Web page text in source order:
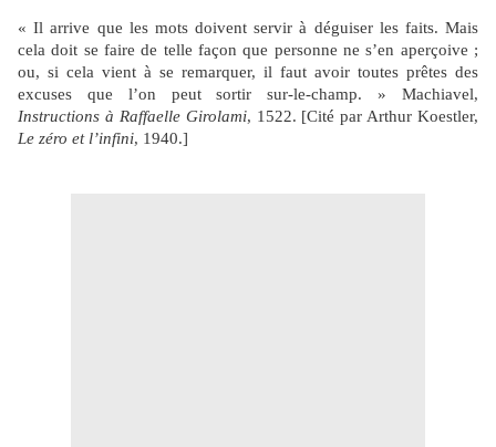
« Il arrive que les mots doivent servir à déguiser les faits. Mais
cela doit se faire de telle façon que personne ne s’en aperçoive ;
ou, si cela vient à se remarquer, il faut avoir toutes prêtes des
excuses que l’on peut sortir sur-le-champ. » Machiavel,
Instructions à Raffaelle Girolami, 1522. [Cité par Arthur Koestler,
Le zéro et l’infini, 1940.]